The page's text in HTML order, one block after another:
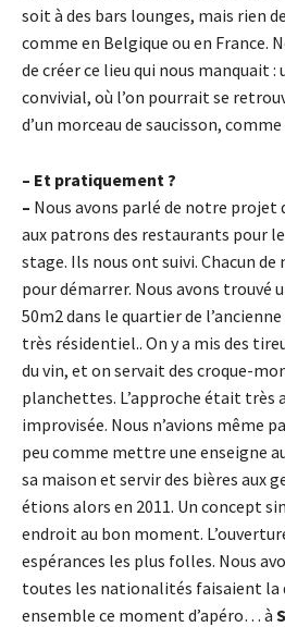
soit à des bars lounges, mais rien
comme en Belgique ou en France.
de créer ce lieu qui nous manquait :
convivial, où l’on pourrait se
d’un morceau de saucisson,
– Et pratiquement ?
– Nous avons parlé de notre projet
aux patrons des restaurants pour
stage. Ils nous ont suivi. Chacun de
pour démarrer. Nous avons trouvé
50m2 dans le quartier de
très résidentiel.. On y a mis des
du vin, et on servait des croque-
planchettes. L’approche était très
improvisée. Nous n’avions même
peu comme mettre une enseigne
sa maison et servir des bières aux
étions alors en 2011. Un concept
endroit au bon moment.
espérances les plus folles. Nous
toutes les nationalités faisaient la
ensemble ce moment d’apéro… à